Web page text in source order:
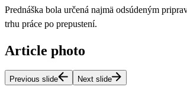
Prednáška bola určená najmä odsúdeným
trhu práce po prepustení.
Article photo
Previous slide Next slide